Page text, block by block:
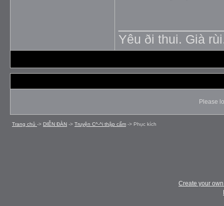
Yêu ði thui. Già
Please
Trang chủ -> DIỄN ÐÀN -> Truyện C^-^i thập cẩm -> Phục kích
Create your